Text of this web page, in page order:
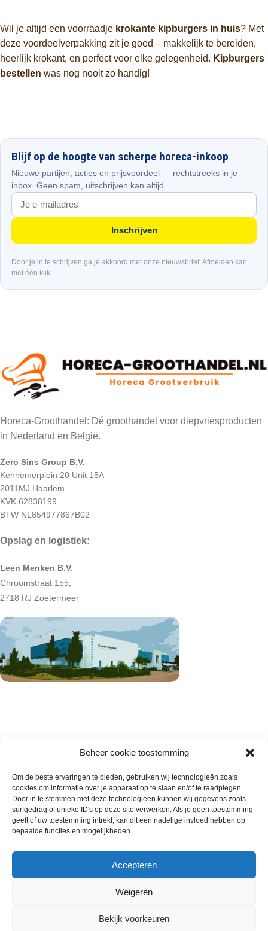
Beheer cookie toestemming
Om de beste ervaringen te bieden, gebruiken wij technologieën zoals
cookies om informatie over je apparaat op te slaan en/of te raadplegen.
Door in te stemmen met deze technologieën kunnen wij gegevens zoals
surfgedrag of unieke ID's op deze site verwerken. Als je geen toestemming
geeft of uw toestemming intrekt, kan dit een nadelige invloed hebben op
bepaalde functies en mogelijkheden.
Accepteren
Weigeren
Bekijk voorkeuren
Wil je altijd een voorraadje krokante kipburgers in huis? Met
deze voordeelverpakking zit je goed – makkelijk te bereiden,
heerlijk krokant, en perfect voor elke gelegenheid. Kipburgers
bestellen was nog nooit zo handig!
Blijf op de hoogte van scherpe horeca-inkoop
Nieuwe partijen, acties en prijsvoordeel — rechtstreeks in je
inbox. Geen spam, uitschrijven kan altijd.
Inschrijven
Door je in te schrijven ga je akkoord met onze nieuwsbrief. Afmelden kan
met één klik.
Horeca-Groothandel: Dé groothandel voor diepvriesproducten
in Nederland en België.
Zero Sins Group B.V.
Kennemerplein 20 Unit 15A
2011MJ Haarlem
KVK 62838199
BTW NL854977867B02
Opslag en logistiek:
Leen Menken B.V.
Chroomstraat 155,
2718 RJ Zoetermeer
Wie zijn wij
Contact met onze inkoop
Klantenservice
Annuleer & Retourbeleid
Horeca-Groothandel
Wij gebruiken cookies om uw ervaring op onze